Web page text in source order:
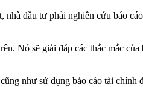
nhà đầu tư phải nghiên cứu báo
Nó sẽ giải đáp các thắc mắc
như sử dụng báo cáo tài chính